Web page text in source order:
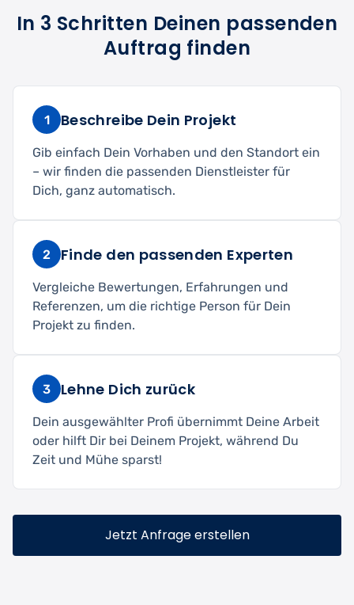
In 3 Schritten Deinen passenden
Auftrag finden
1 Beschreibe Dein Projekt
Gib einfach Dein Vorhaben und den Standort ein
– wir finden die passenden Dienstleister für
Dich, ganz automatisch.
2 Finde den passenden Experten
Vergleiche Bewertungen, Erfahrungen und
Referenzen, um die richtige Person für Dein
Projekt zu finden.
3 Lehne Dich zurück
Dein ausgewählter Profi übernimmt Deine Arbeit
oder hilft Dir bei Deinem Projekt, während Du
Zeit und Mühe sparst!
Jetzt Anfrage erstellen